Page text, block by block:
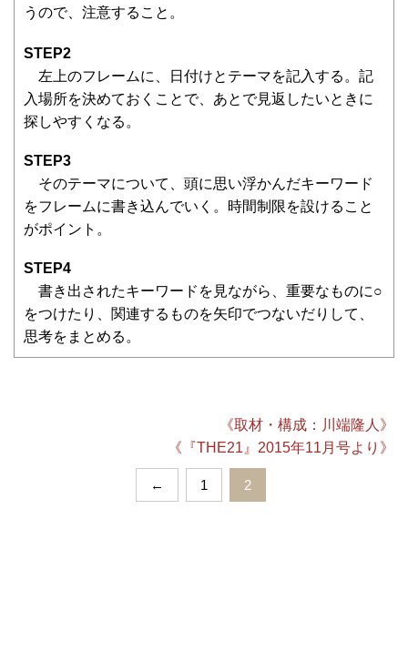
うので、注意すること。
STEP2
左上のフレームに、日付けとテーマを記入する。記
入場所を決めておくことで、あとで見返したいときに
探しやすくなる。
STEP3
そのテーマについて、頭に思い浮かんだキーワード
をフレームに書き込んでいく。時間制限を設けること
がポイント。
STEP4
書き出されたキーワードを見ながら、重要なものに○
をつけたり、関連するものを矢印でつないだりして、
思考をまとめる。
《取材・構成：川端隆人》
《『THE21』2015年11月号より》
← 1 2